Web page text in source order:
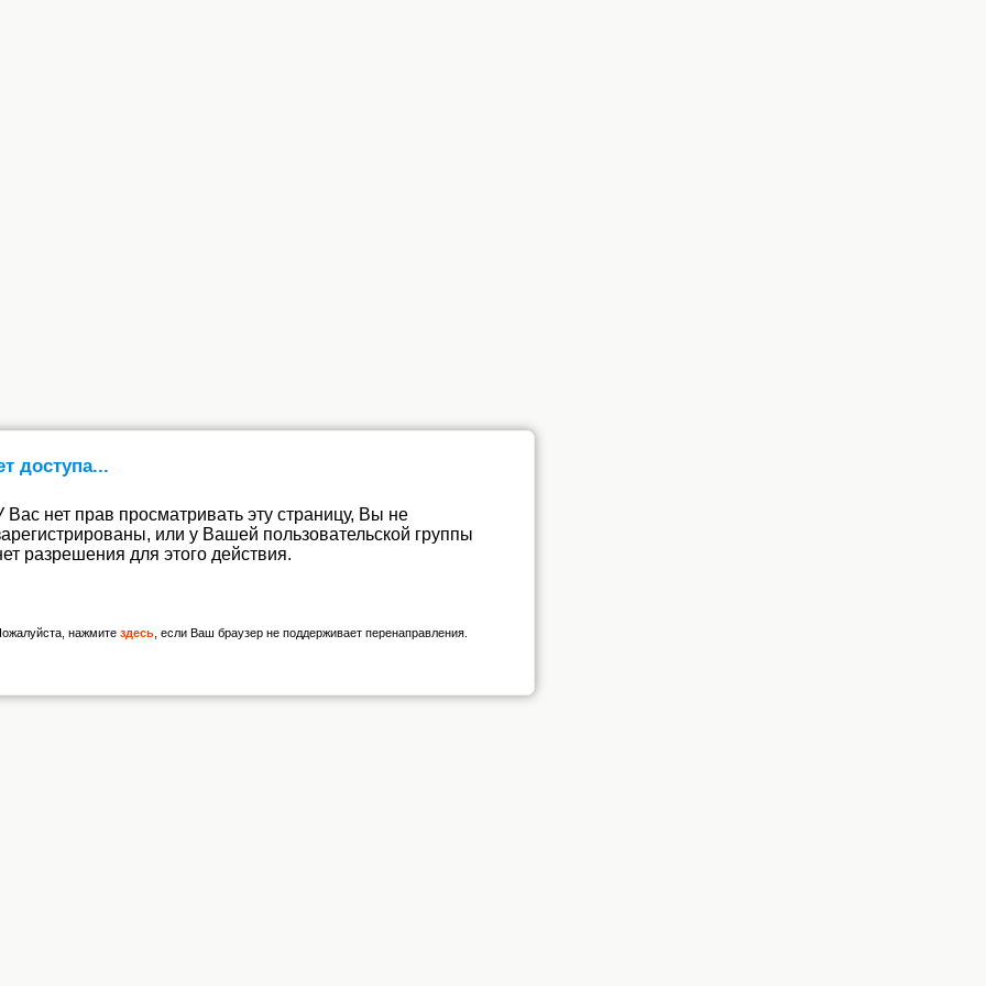
доступа...
Вас нет прав просматривать эту страницу, Вы не
или у Вашей пользовательской группы
разрешения для этого действия.
нажмите здесь , если Ваш браузер не поддерживает перенаправления.